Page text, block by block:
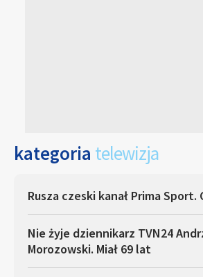
kategoria telewizja
Rusza czeski kanał Prima Sport.
Nie żyje dziennikarz TVN24
Morozowski. Miał 69 lat